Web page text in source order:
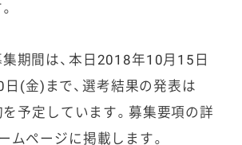
期間は、本日2018年10月15日
(金)まで、選考結果の発表は
予定しています。募集要項の詳
ムページに掲載します。